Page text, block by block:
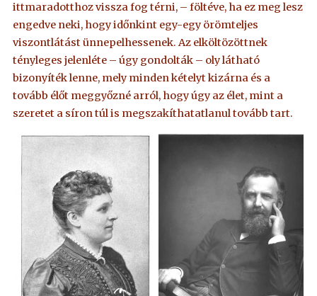
ittmaradotthoz vissza fog térni, – föltéve, ha ez meg lesz
engedve neki, hogy időnkint egy-egy örömteljes
viszontlátást ünnepelhessenek. Az elköltözöttnek
tényleges jelenléte – úgy gondolták – oly látható
bizonyíték lenne, mely minden kételyt kizárna és a
tovább élőt meggyőzné arról, hogy úgy az élet, mint a
szeretet a síron túl is megszakíthatatlanul tovább tart.